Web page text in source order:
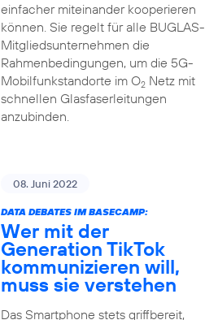
einfacher miteinander kooperieren
können. Sie regelt für alle BUGLAS-
Mitgliedsunternehmen die
Rahmenbedingungen, um die 5G-
Mobilfunkstandorte im O2Netz mit
schnellen Glasfaserleitungen
anzubinden.
08. Juni 2022
DATA DEBATES IM BASECAMP:
Wer mit der
Generation TikTok
kommunizieren will,
muss sie verstehen
Das Smartphone stets griffbereit,